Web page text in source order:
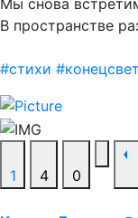
В пространстве
#стихи
1 4 0